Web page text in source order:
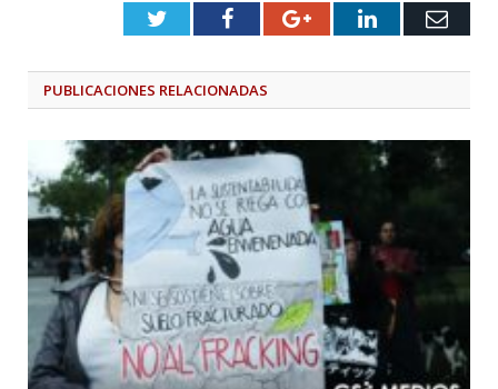
TwitterFacebookGoogle+LinkedIn
PUBLICACIONES RELACIONADAS